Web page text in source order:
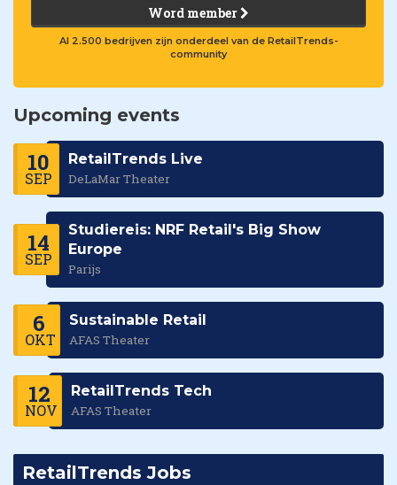
Word member
Al 2.500 bedrijven zijn onderdeel van de RetailTrends-
community
Upcoming events
10
SEP
RetailTrends Live
DeLaMar Theater
14
SEP
Studiereis: NRF Retail's Big Show
Europe
Parijs
6
OKT
Sustainable Retail
AFAS Theater
12
NOV
RetailTrends Tech
AFAS Theater
RetailTrends Jobs